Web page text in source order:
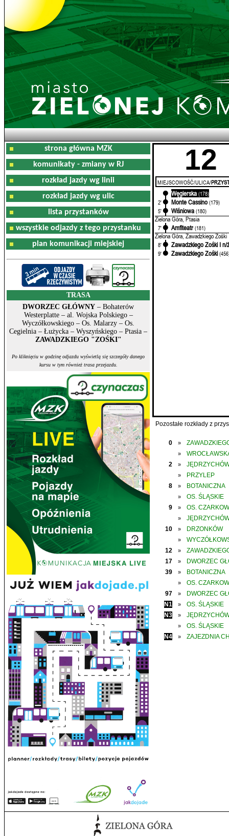
strona główna MZK
komunikaty - zmiany w RJ
rozkład jazdy wg linii
rozkład jazdy wg ulic
lista przystanków
wszystkie odjazdy z tego przystanku
plan komunikacji miejskiej
TRASA
DWORZEC GŁÓWNY – Bohaterów
Westerplatte – al. Wojska Polskiego –
Wyczółkowskiego – Os. Malarzy – Os.
Cegielnia – Łużycka – Wyszyńskiego – Ptasia –
ZAWADZKIEGO "ZOŚKI"
Po kliknięciu w godzinę odjazdu wyświetlą się szczegóły danego
kursu w tym również trasa przejazdu.
12
MIEJSCOWOŚĆ/ULICA/
Węgierska (178)
2'
Monte Cassino (179)
5'
Wiśniowa (180)
Zielona Góra, Ptasia
7' Amfiteatr (181)
Zielona Góra, Zawadzkiego Zośki
8' Zawadzkiego Zośki I n/
9' Zawadzkiego Zośki
Pozostałe rozkłady z
0 »
»
2
»
»
PRZYLEP
8
» BOTANICZNA
»
OS. ŚLĄSKIE
9
» OS.
»
10
» DRZONKÓW
»
12
»
17
»
DWORZEC
39
» BOTANICZNA
»
OS.
97
»
DWORZEC
N1
»
OS. ŚLĄSKIE
N3
»
»
OS. ŚLĄSKIE
N4
» ZAJEZDNIA